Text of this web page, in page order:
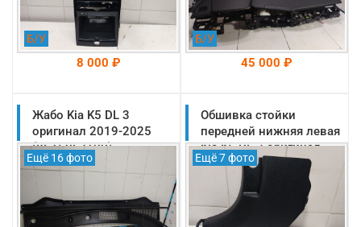
Б/У
8 000 ₽
На складе: Раменское
-->
Б/У
45 000 ₽
На складе: Раменское
-->
Жабо Kia K5 DL 3
оригинал 2019-2025
(86150L2100)
Ещё 16 фото
Обшивка стойки
передней нижняя левая
Kia K5 DL 3 оригинал
2019-2025
(85823L2000WK)
Ещё 7 фото